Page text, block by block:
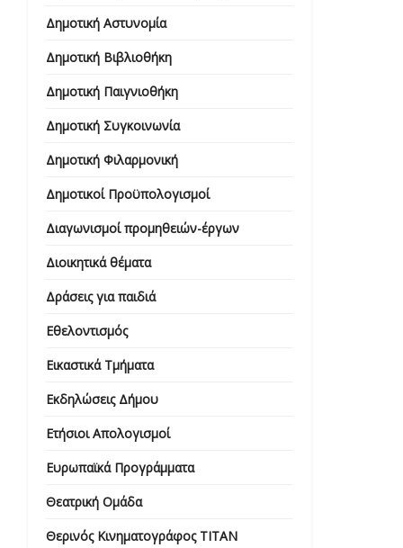
Δημοτική Αστυνομία
Δημοτική Βιβλιοθήκη
Δημοτική Παιγνιοθήκη
Δημοτική Συγκοινωνία
Δημοτική Φιλαρμονική
Δημοτικοί Προϋπολογισμοί
Διαγωνισμοί προμηθειών-έργων
Διοικητικά θέματα
Δράσεις για παιδιά
Εθελοντισμός
Εικαστικά Τμήματα
Εκδηλώσεις Δήμου
Ετήσιοι Απολογισμοί
Ευρωπαϊκά Προγράμματα
Θεατρική Ομάδα
Θερινός Κινηματογράφος ΤΙΤΑΝ